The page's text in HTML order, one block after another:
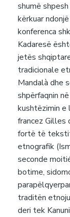
shumë
kërkuar
konferenca
Kadaresë
jetës
tradicionale
Mandalà dhe
shpërfaqnin
kushtëzimin e
francez Gilles
fortë të
etnografik
seconde
botime,
traditën
deri tek